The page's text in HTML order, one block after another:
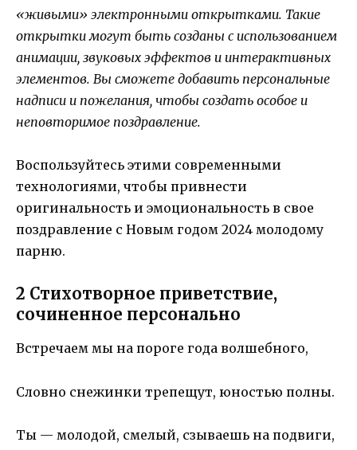
«живыми» электронными открытками. Такие
открытки могут быть созданы с использованием
анимации, звуковых эффектов и интерактивных
элементов. Вы сможете добавить персональные
надписи и пожелания, чтобы создать особое и
неповторимое поздравление.
Воспользуйтесь этими современными
технологиями, чтобы привнести
оригинальность и эмоциональность в свое
поздравление с Новым годом 2024 молодому
парню.
2 Стихотворное приветствие,
сочиненное персонально
Встречаем мы на пороге года волшебного,
Словно снежинки трепещут, юностью полны.
Ты — молодой, смелый, сзываешь на подвиги,